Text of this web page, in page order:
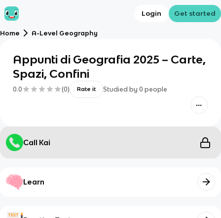
Login Get started
Home A-Level Geography
Appunti di Geografia 2025 – Carte,
Spazi, Confini
0.0 (0) Rate it Studied by 0 people
Call Kai
Learn